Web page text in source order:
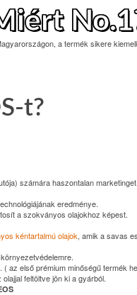
a termék sikere
t?
számára haszontalan marketinget.
eredménye.
a szokványos olajokhoz képest.
kéntartalmú olajok, amik a savas
az első prémium minőségű termék
feltöltve jön ki a gyárból.